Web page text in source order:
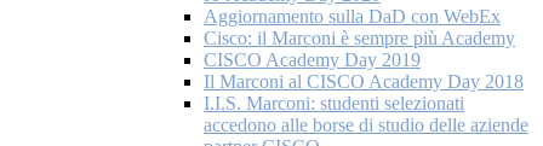
Aggiornamento sulla DaD con WebEx
Cisco: il Marconi è sempre più Academy
CISCO Academy Day 2019
Il Marconi al CISCO Academy Day 2018
I.I.S. Marconi: studenti selezionati
accedono alle borse di studio delle aziende